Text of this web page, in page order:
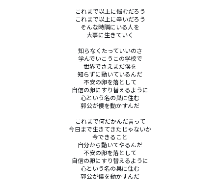
これまで以上に悩むだろう
これまで以上に辛いだろう
そんな時隣にいる人を
大事に生きていく
知らなくたっていいのさ
学んでいこうこの学校で
世界でさえまだ僕を
知らずに動いているんだ
不安の卵を落として
自信の卵にすり替えるように
心という名の巣に住む
郭公が僕を動かすんだ
これまで何だかんだ言って
今日まで生きてきたじゃないか
今できること
自分から動いてやるんだ
不安の卵を落として
自信の卵にすり替えるように
心という名の巣に住む
郭公が僕を動かすんだ